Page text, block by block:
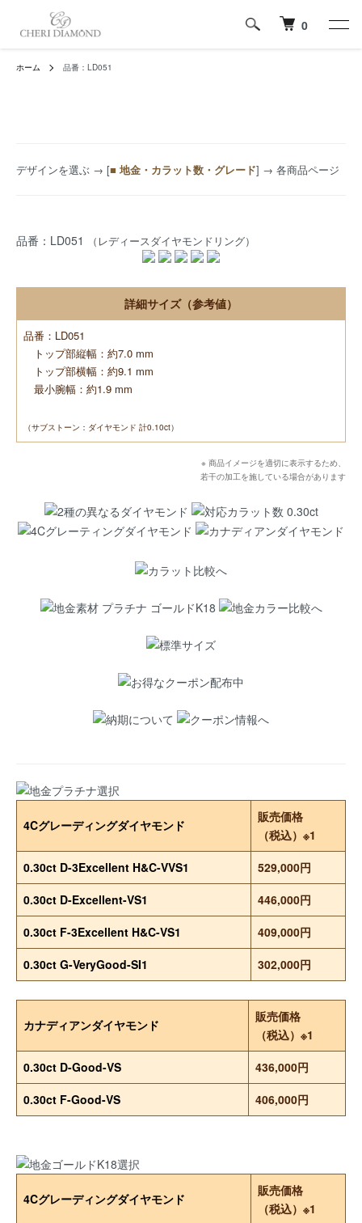
0
ホーム 品番：LD051
デザインを選ぶ → [■ 地金・カラット数・グレード] → 各商品ページ
品番：LD051 （レディースダイヤモンドリング）
詳細サイズ（参考値）
品番：LD051
トップ部縦幅：約7.0 mm
トップ部横幅：約9.1 mm
最小腕幅：約1.9 mm
（サブストーン：ダイヤモンド 計0.10ct）
※ 商品イメージを適切に表示するため、
若干の加工を施している場合があります
4Cグレーディングダイヤモンド
販売価格
（税込）※1
0.30ct D-3Excellent H&C-VVS1
529,000円
0.30ct D-Excellent-VS1
446,000円
0.30ct F-3Excellent H&C-VS1
409,000円
0.30ct G-VeryGood-SI1
302,000円
カナディアンダイヤモンド
販売価格
（税込）※1
0.30ct D-Good-VS
436,000円
0.30ct F-Good-VS
406,000円
4Cグレーディングダイヤモンド
販売価格
（税込）※1